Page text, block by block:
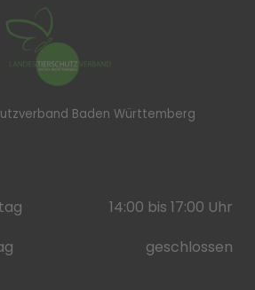
Baden Württemberg
14:00 bis 17:00 Uhr
geschlossen